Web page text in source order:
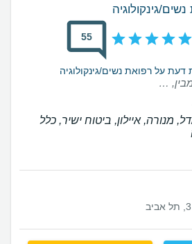
גינקולוגיה
55
דר גוטמן רופא מעולה, מבין, מאוד מקצועי. הייתי מאוד מרוצה מהטיפול. ממליצה בחום,, ♥️
מנורה, איילון, ביטוח ישיר, כלל